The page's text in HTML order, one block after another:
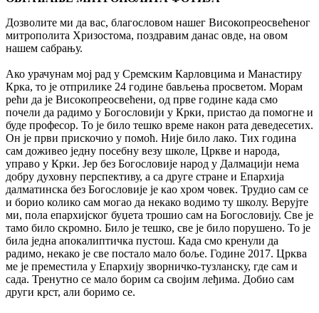
Дозволите ми да вас, благословом нашег Високопреосвећеног
митрополита Хризостома, поздравим данас овде, на овом
нашем сабрању.
Ако урачунам мој рад у Сремским Карловцима и Манастиру
Крка, то је отприлике 24 године бављења просветом. Морам
рећи да је Високопреосвећени, од прве године када смо
почели да радимо у Богословији у Крки, пристао да помогне и
буде професор. То је било тешко време након рата деведесетих.
Он је први прискочио у помоћ. Није било лако. Тих година
сам доживео једну посебну везу школе, Цркве и народа,
управо у Крки. Јер без Богословије народ у Далмацији нема
добру духовну перспективу, а са друге стране и Епархија
далматинска без Богословије је као хром човек. Трудио сам се
и борио колико сам могао да некако водимо ту школу. Верујте
ми, пола епархијског буџета трошио сам на Богословију. Све је
тамо било скромно. Било је тешко, све је било порушено. То је
била једна апокалиптичка пустош. Када смо кренули да
радимо, некако је све постало мало боље. Године 2017. Црква
ме је преместила у Епархију зворничко-тузланску, где сам и
сада. Тренутно се мало борим са својим леђима. Добио сам
други крст, али боримо се.